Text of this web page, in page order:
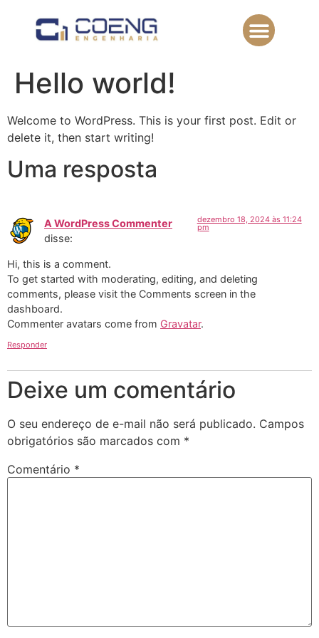
Hello world!
Welcome to WordPress. This is your first post. Edit or
delete it, then start writing!
Uma resposta
A WordPress Commenter
disse:
dezembro 18, 2024 às 11:24
pm
Hi, this is a comment.
To get started with moderating, editing, and deleting
comments, please visit the Comments screen in the
dashboard.
Commenter avatars come from Gravatar.
Responder
Deixe um comentário
O seu endereço de e-mail não será publicado. Campos
obrigatórios são marcados com *
Comentário *